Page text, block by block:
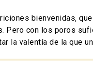
bienvenidas,
Pero con los poros
la valentía de la que